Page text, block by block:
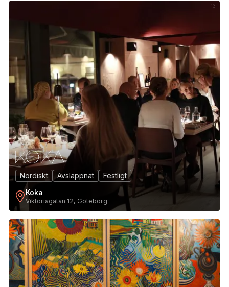
13
Nordiskt Avslappnat
Festligt
Koka
Viktoriagatan 12, Göteborg
14